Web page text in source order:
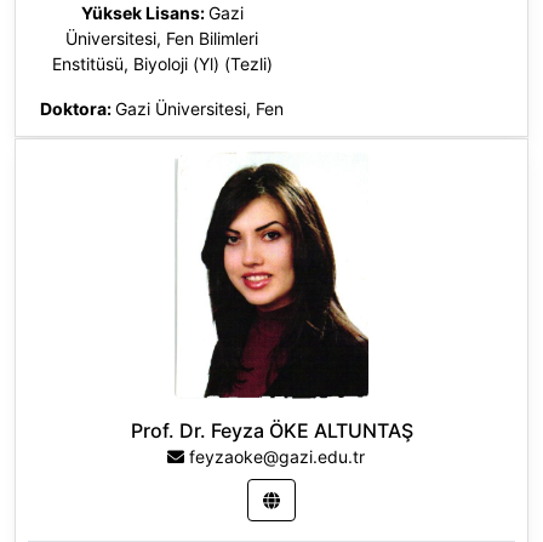
Yüksek Lisans:Gazi
Üniversitesi, Fen Bilimleri
Enstitüsü, Biyoloji (Yl) (Tezli)
Doktora:Gazi Üniversitesi, Fen
Bilimleri Enstitüsü, Biyoloji (Dr),
Türkiye
Prof. Dr. Feyza ÖKE ALTUNTAŞ
feyzaoke@gazi.edu.tr